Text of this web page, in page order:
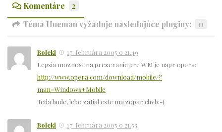
Komentáre
2
Téma Hueman vyžaduje nasledujúce pluginy:
0
Bolekl
17. februára 2005 o 21.49
Lepsia moznost na prezeranie pre WM je napr opera:
http://www.opera.com/download/mobile/?
man=Windows+Mobile
Teda bude, lebo zatial este ma zopar chyb:-(
Bolekl
17. februára 2005 o 21.53